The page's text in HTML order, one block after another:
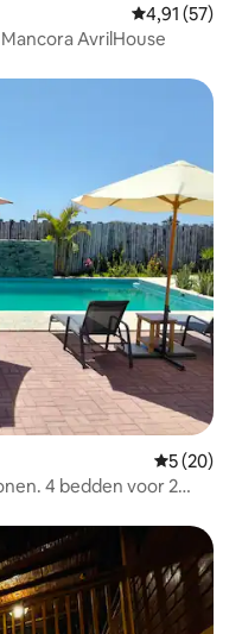
Gemiddelde
4,91 (57)
AvrilHouse
5 (20)
4 bedden voor 2